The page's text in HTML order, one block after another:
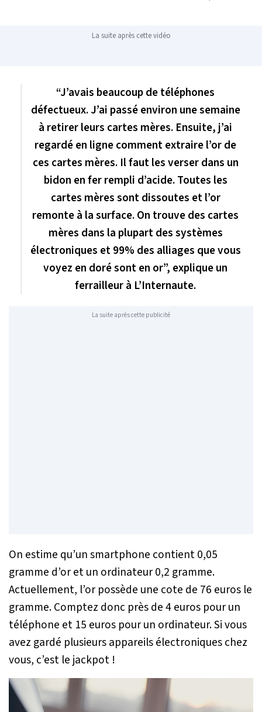
La suite après cette vidéo
“J’avais beaucoup de téléphones
défectueux. J’ai passé environ une semaine
à retirer leurs cartes mères. Ensuite, j’ai
regardé en ligne comment extraire l’or de
ces cartes mères. Il faut les verser dans un
bidon en fer rempli d’acide. Toutes les
cartes mères sont dissoutes et l’or
remonte à la surface. On trouve des cartes
mères dans la plupart des systèmes
électroniques et 99% des alliages que vous
voyez en doré sont en or”, explique un
ferrailleur à L’Internaute.
La suite après cette publicité
On estime qu’un smartphone contient 0,05
gramme d’or et un ordinateur 0,2 gramme.
Actuellement, l’or possède une cote de 76 euros le
gramme. Comptez donc près de 4 euros pour un
téléphone et 15 euros pour un ordinateur. Si vous
avez gardé plusieurs appareils électroniques chez
vous, c’est le jackpot !